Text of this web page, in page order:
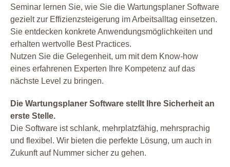
Seminar lernen Sie, wie Sie die Wartungsplaner Software
gezielt zur Effizienzsteigerung im Arbeitsalltag einsetzen.
Sie entdecken konkrete Anwendungsmöglichkeiten und
erhalten wertvolle Best Practices.
Nutzen Sie die Gelegenheit, um mit dem Know-how
eines erfahrenen Experten Ihre Kompetenz auf das
nächste Level zu bringen.
Die Wartungsplaner Software stellt Ihre Sicherheit an
erste Stelle.
Die Software ist schlank, mehrplatzfähig, mehrsprachig
und flexibel. Wir bieten die perfekte Lösung, um auch in
Zukunft auf Nummer sicher zu gehen.